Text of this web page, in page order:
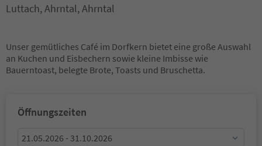
Luttach, Ahrntal, Ahrntal
Unser gemütliches Café im Dorfkern bietet eine große Auswahl
an Kuchen und Eisbechern sowie kleine Imbisse wie
Bauerntoast, belegte Brote, Toasts und Bruschetta.
Öffnungszeiten
21.05.2026 - 31.10.2026